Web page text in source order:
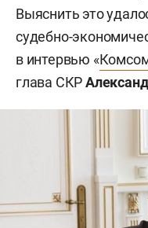
Выяснить это
судебно-
в интервью «
глава СКР